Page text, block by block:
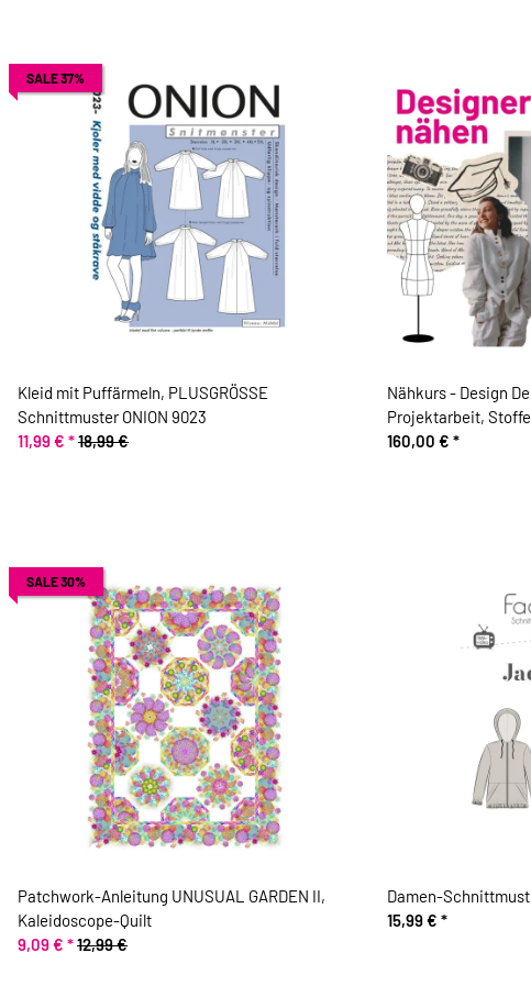
SALE 37%
Kleid mit Puffärmeln, PLUSGRÖSSE
Schnittmuster ONION 9023
11,99 € *18,99 €
Nähkurs - Design
Projektarbeit,
160,00 € *
SALE 30%
Patchwork-Anleitung UNUSUAL GARDEN II,
Kaleidoscope-Quilt
9,09 € *12,99 €
Damen-
15,99 € *